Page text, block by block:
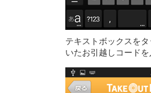
テキストボックスを
いたお引越しコードを